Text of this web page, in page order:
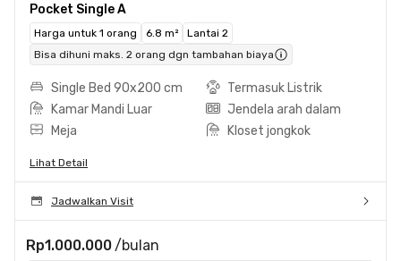
Pocket Single A
Harga untuk 1 orang 6.8 m²
Lantai 2
Bisa dihuni maks. 2 orang dgn tambahan biaya
Single Bed 90x200 cm
Termasuk Listrik
Kamar Mandi Luar
Jendela arah dalam
Meja
Kloset jongkok
Lihat Detail
Jadwalkan Visit
Rp1.000.000 /bulan